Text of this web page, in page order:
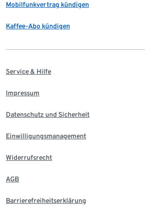
Mobilfunkvertrag kündigen
Kaffee-Abo kündigen
Service & Hilfe
Impressum
Datenschutz und Sicherheit
Einwilligungsmanagement
Widerrufsrecht
AGB
Barrierefreiheitserklärung